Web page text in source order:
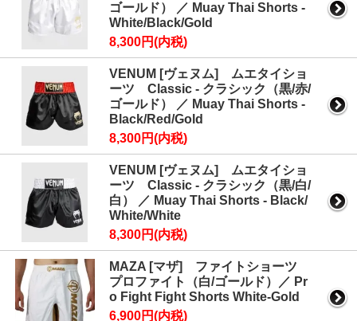
ゴールド） ／ Muay Thai Shorts -
White/Black/Gold
8,300円(内税)
VENUM [ヴェヌム] ムエタイショ
ーツ Classic - クラシック（黒/赤/
ゴールド） ／ Muay Thai Shorts -
Black/Red/Gold
8,300円(内税)
VENUM [ヴェヌム] ムエタイショ
ーツ Classic - クラシック（黒/白/
白） ／ Muay Thai Shorts - Black/
White/White
8,300円(内税)
MAZA [マザ] ファイトショーツ
プロファイト（白/ゴールド）／ Pr
o Fight Fight Shorts White-Gold
6,900円(内税)